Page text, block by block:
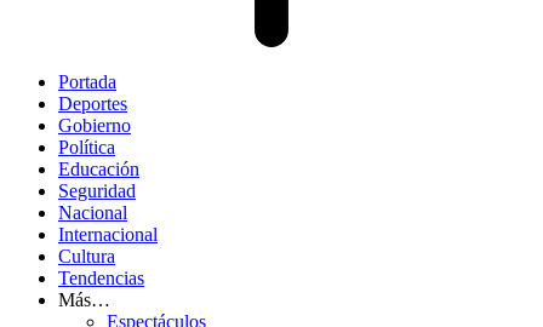
Portada
Deportes
Gobierno
Política
Educación
Seguridad
Nacional
Internacional
Cultura
Tendencias
Más…
Espectáculos